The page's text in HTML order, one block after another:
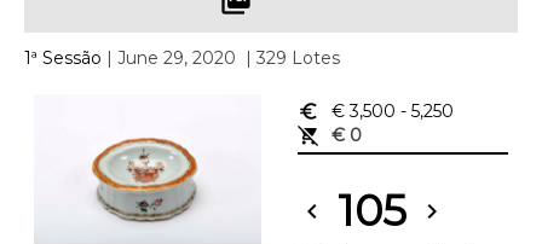
1ª Sessão | June 29, 2020 | 329 Lotes
euro_symbol € 3,500 - 5,250
remove_shopping_cart
€ 0
chevron_left 105 chevron_right